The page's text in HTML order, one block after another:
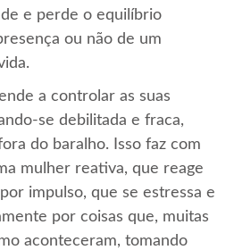
e perde o equilíbrio
ou não de um
a controlar as suas
se debilitada e fraca,
do baralho. Isso faz com
mulher reativa, que reage
impulso, que se estressa e
por coisas que, muitas
aconteceram, tomando